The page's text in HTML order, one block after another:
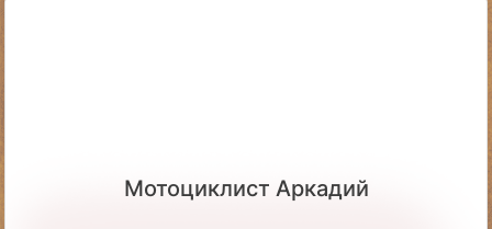
Мотоциклист Аркадий